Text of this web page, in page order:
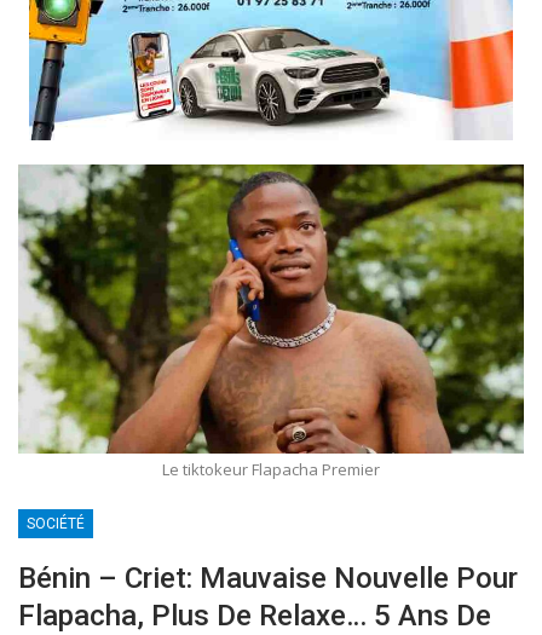
Le tiktokeur Flapacha Premier
SOCIÉTÉ
Bénin – Criet: Mauvaise Nouvelle Pour
Flapacha, Plus De Relaxe… 5 Ans De